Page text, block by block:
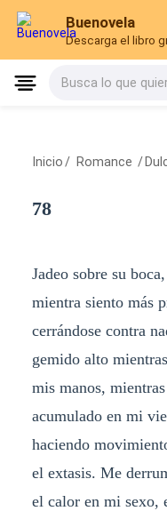
Buenovela
Descarga el libro
Busca lo que
Inicio / Romance /
78
Jadeo sobre su
mientra siento más
cerrándose contra
gemido alto
mis manos,
acumulado en mi
haciendo
el extasis. Me
el calor en mi sexo,